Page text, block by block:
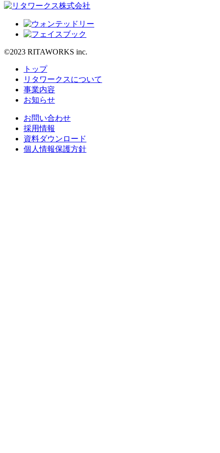
©2023 RITAWORKS inc.
トップ
リタワークスについて
事業内容
お知らせ
お問い合わせ
採用情報
資料ダウンロード
個人情報保護方針